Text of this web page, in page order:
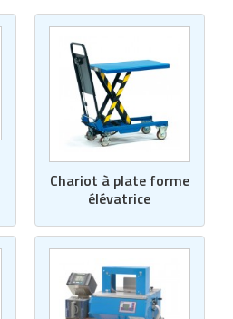
Chariot à plate forme
élévatrice